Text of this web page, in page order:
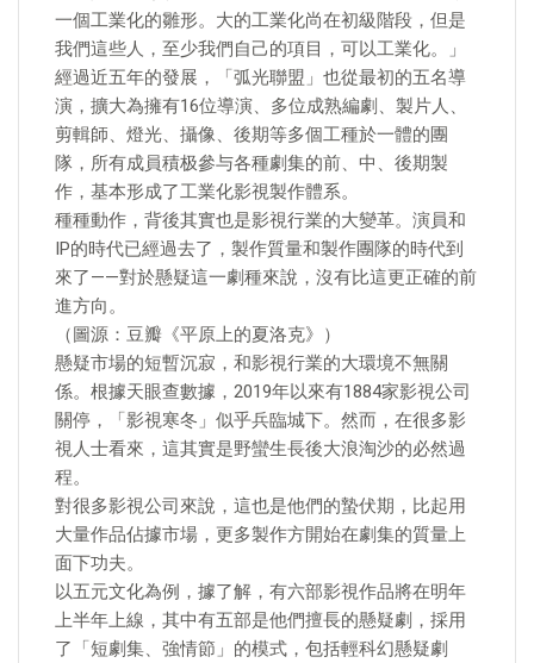
一個工業化的雛形。大的工業化尚在初級階段，但是
我們這些人，至少我們自己的項目，可以工業化。」
經過近五年的發展，「弧光聯盟」也從最初的五名導
演，擴大為擁有16位導演、多位成熟編劇、製片人、
剪輯師、燈光、攝像、後期等多個工種於一體的團
隊，所有成員積极參与各種劇集的前、中、後期製
作，基本形成了工業化影視製作體系。
種種動作，背後其實也是影視行業的大變革。演員和
IP的時代已經過去了，製作質量和製作團隊的時代到
來了——對於懸疑這一劇種來說，沒有比這更正確的前
進方向。
（圖源：豆瓣《平原上的夏洛克》）
懸疑市場的短暫沉寂，和影視行業的大環境不無關
係。根據天眼查數據，2019年以來有1884家影視公司
關停，「影視寒冬」似乎兵臨城下。然而，在很多影
視人士看來，這其實是野蠻生長後大浪淘沙的必然過
程。
對很多影視公司來說，這也是他們的蟄伏期，比起用
大量作品佔據市場，更多製作方開始在劇集的質量上
面下功夫。
以五元文化為例，據了解，有六部影視作品將在明年
上半年上線，其中有五部是他們擅長的懸疑劇，採用
了「短劇集、強情節」的模式，包括輕科幻懸疑劇